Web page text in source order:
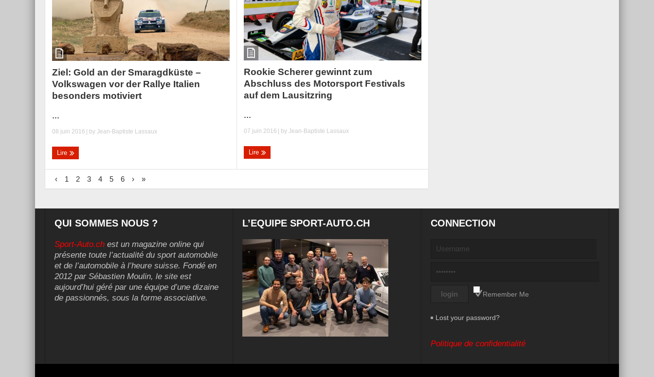
Ziel: Gold an der Smaragdküste –
Volkswagen vor der Rallye Italien
besonders motiviert
...
08 juin 2016 | by Jean-Baptiste Lassaux
Lire
Rookie Scherer gewinnt zum
Abschluss des Motorsport Festivals
auf dem Lausitzring
...
07 juin 2016 | byJean-Baptiste Lassaux
Lire
‹ 1 2 3 4 5 6 › »
QUI SOMMES NOUS ?
Sport-Auto.ch est un magazine online qui
présente toute l’actualité du sport automobile
et de l’automobile à l’heure suisse. Fondé en
2012 par Sébastien Moulin, le site est
aujourd’hui géré par une équipe d’une dizaine
de passionnés, sous la forme associative.
L’EQUIPE SPORT-AUTO.CH CONNECTION
Remember Me
Lost your password?
Politique de confidentialité